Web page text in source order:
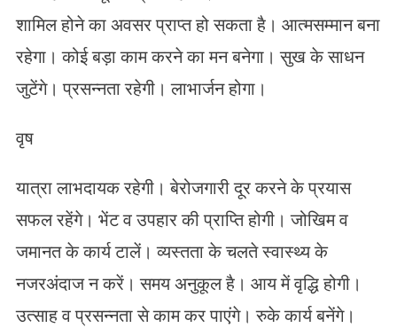
शामिल होने का अवसर प्राप्त हो सकता है। आत्मसम्मान बना
रहेगा। कोई बड़ा काम करने का मन बनेगा। सुख के साधन
जुटेंगे। प्रसन्नता रहेगी। लाभार्जन होगा।
वृष
यात्रा लाभदायक रहेगी। बेरोजगारी दूर करने के प्रयास
सफल रहेंगे। भेंट व उपहार की प्राप्ति होगी। जोखिम व
जमानत के कार्य टालें। व्यस्तता के चलते स्वास्थ्य के
नजरअंदाज न करें। समय अनुकूल है। आय में वृद्धि होगी।
उत्साह व प्रसन्नता से काम कर पाएंगे। रुके कार्य बनेंगे।